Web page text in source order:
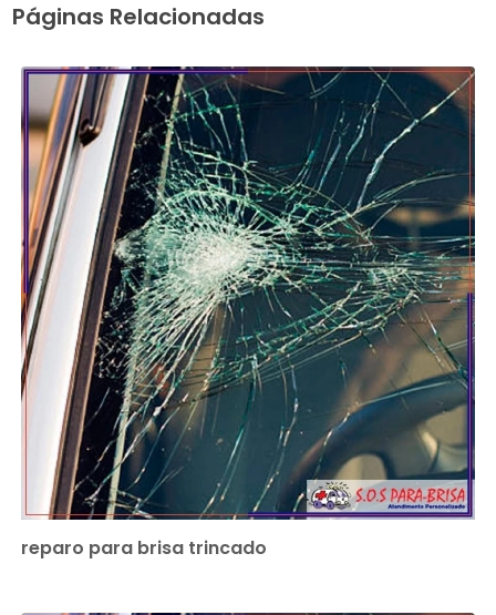
Páginas Relacionadas
reparo para brisa trincado